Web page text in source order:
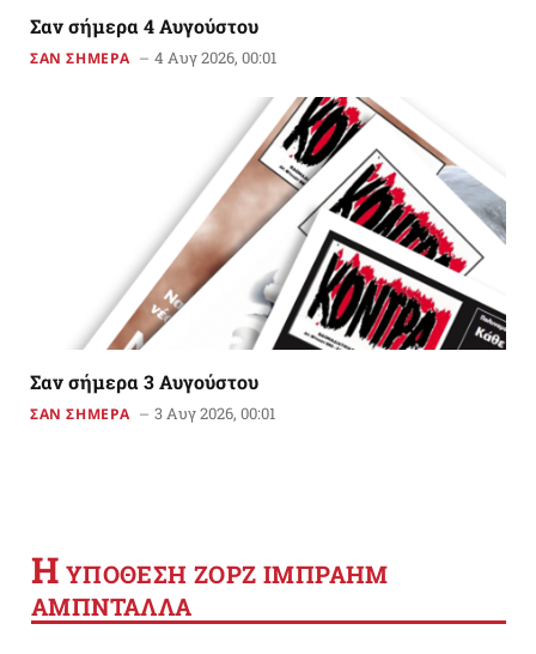
Σαν σήμερα 4 Αυγούστου
ΣΑΝ ΣΗΜΕΡΑ 4 Αυγ 2026, 00:01
Σαν σήμερα 3 Αυγούστου
ΣΑΝ ΣΗΜΕΡΑ 3 Αυγ 2026, 00:01
Η YΠΟΘΕΣΗ ΖΟΡΖ ΙΜΠΡΑΗΜ
ΑΜΠΝΤΑΛΛΑ